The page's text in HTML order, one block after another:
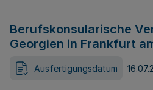
Berufskonsularische
Georgien in Frankfurt
Ausfertigungsdatum